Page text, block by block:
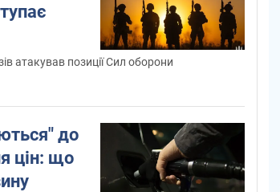
атакував позиції Сил оборони
до
цін: що